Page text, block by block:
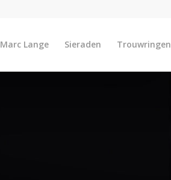
Marc Lange Sieraden Trouwringen